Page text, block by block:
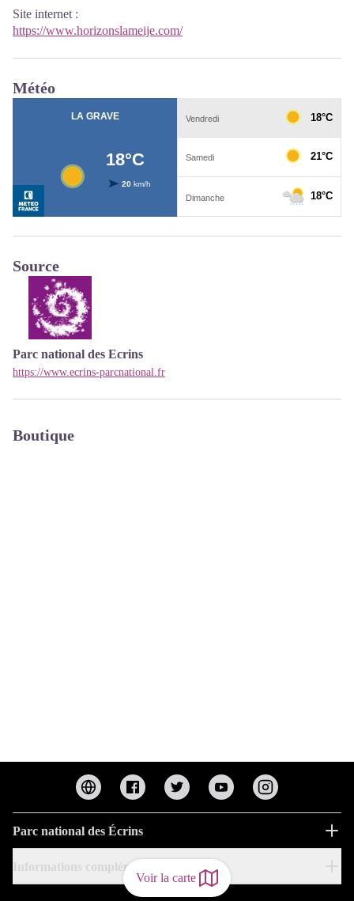
Voir la carte
Site internet :
https://www.horizonslameije.com/
Météo
Source
Parc national des Ecrins
https://www.ecrins-parcnational.fr
Boutique
Parc national des Écrins
Informations complémentaires